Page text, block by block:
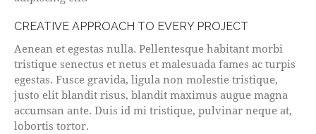
CREATIVE APPROACH TO EVERY PROJECT
Aenean et egestas nulla. Pellentesque habitant morbi
tristique senectus et netus et malesuada fames ac turpis
egestas. Fusce gravida, ligula non molestie tristique,
justo elit blandit risus, blandit maximus augue magna
accumsan ante. Duis id mi tristique, pulvinar neque at,
lobortis tortor.